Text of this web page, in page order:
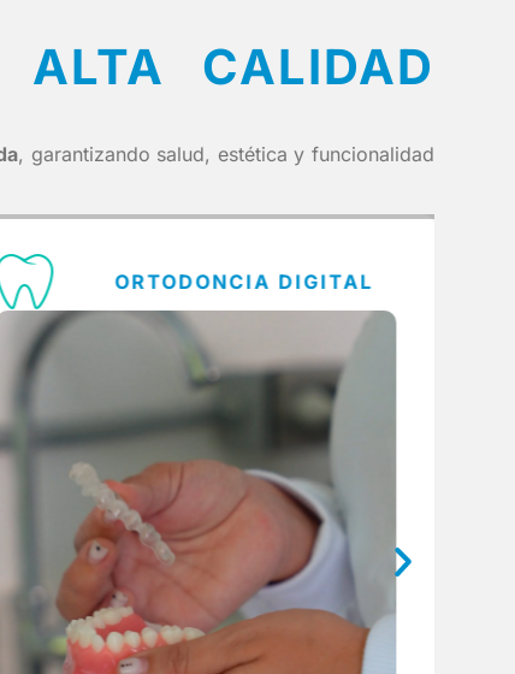
ALTA CALIDAD
, garantizando salud, estética y funcionalidad
ORTODONCIA DIGITAL